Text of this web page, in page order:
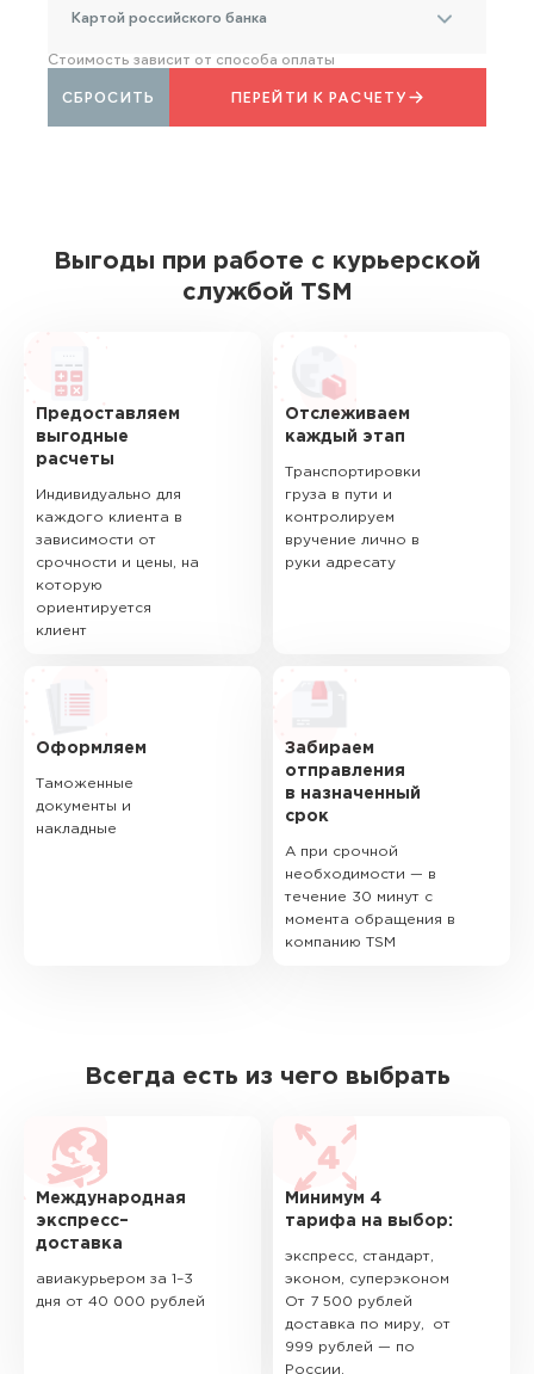
Картой российского банка
Стоимость зависит от способа оплаты
ПЕРЕЙТИ К РАСЧЕТУ
СБРОСИТЬ
Выгоды при работе с курьерской
службой TSM
Предоставляем
выгодные
расчеты
Индивидуально для
каждого клиента в
зависимости от
срочности и цены, на
которую
ориентируется
клиент
Отслеживаем
каждый этап
Транспортировки
груза в пути и
контролируем
вручение лично в
руки адресату
Оформляем
Таможенные
документы и
накладные
Забираем
отправления
в назначенный
срок
А при срочной
необходимости — в
течение 30 минут с
момента обращения в
компанию TSM
Всегда есть из чего выбрать
Международная
экспресс–
доставка
авиакурьером за 1–3
дня от 40 000 рублей
Минимум 4
тарифа на выбор:
экспресс, стандарт,
эконом, суперэконом
От 7 500 рублей
доставка по миру, от
999 рублей — по
России.